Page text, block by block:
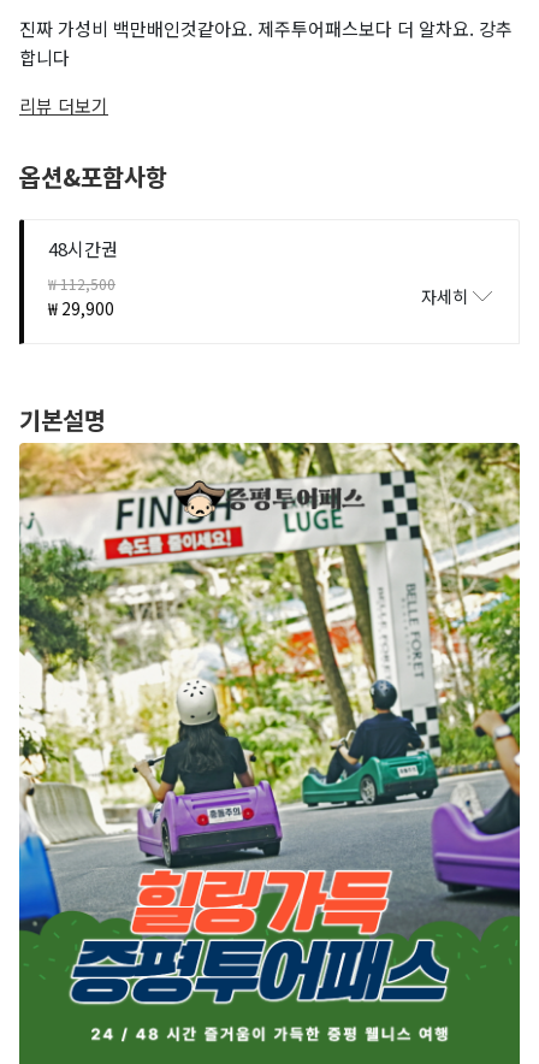
진짜 가성비 백만배인것같아요. 제주투어패스보다 더 알차요. 강추
합니다
리뷰 더보기
옵션&포함사항
48시간권
₩ 112,500
₩ 29,900 자세히
기본설명